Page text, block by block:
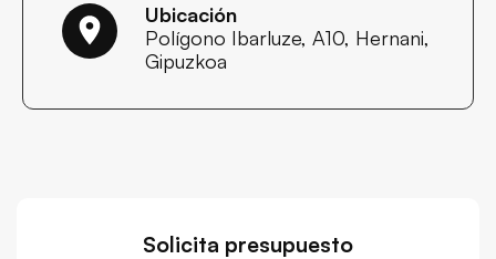
Ubicación
Polígono Ibarluze, A10, Hernani,
Gipuzkoa
Solicita presupuesto